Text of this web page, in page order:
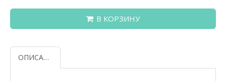
В КОРЗИНУ
ОПИСАНИЕ